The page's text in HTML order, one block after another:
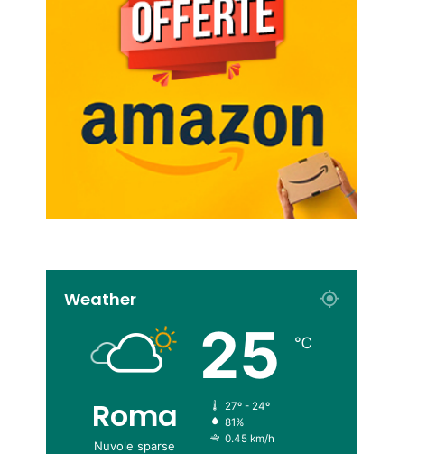
Weather
Roma
Nuvole sparse
25 ℃
27º - 24º
81%
0.45 km/h